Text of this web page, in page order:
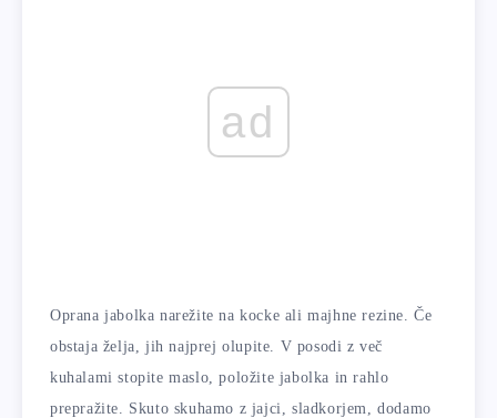
ad
Oprana jabolka narežite na kocke ali majhne rezine. Če
obstaja želja, jih najprej olupite. V posodi z več
kuhalami stopite maslo, položite jabolka in rahlo
prepražite. Skuto skuhamo z jajci, sladkorjem, dodamo